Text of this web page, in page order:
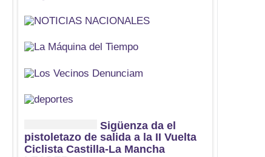
Sigüenza da el
pistoletazo de salida a la II Vuelta
Ciclista Castilla-La Mancha